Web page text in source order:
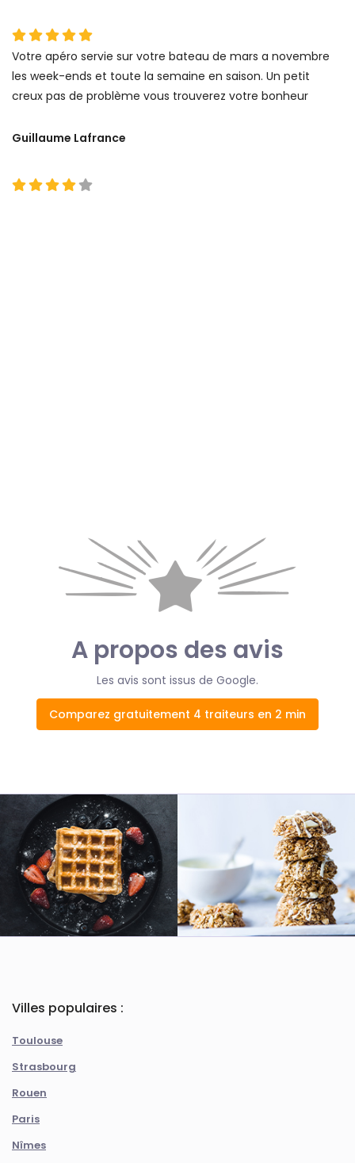
Votre apéro servie sur votre bateau de mars a novembre
les week-ends et toute la semaine en saison. Un petit
creux pas de problème vous trouverez votre bonheur
Guillaume Lafrance
A propos des avis
Les avis sont issus de Google.
Comparez gratuitement 4 traiteurs en 2 min
Villes populaires :
Toulouse
Strasbourg
Rouen
Paris
Nîmes